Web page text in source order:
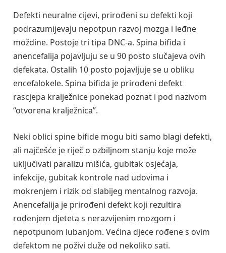
Defekti neuralne cijevi, prirođeni su defekti koji
podrazumijevaju nepotpun razvoj mozga i leđne
moždine. Postoje tri tipa DNC-a. Spina bifida i
anencefalija pojavljuju se u 90 posto slučajeva ovih
defekata. Ostalih 10 posto pojavljuje se u obliku
encefalokele. Spina bifida je prirođeni defekt
rascjepa kralježnice ponekad poznat i pod nazivom
“otvorena kralježnica”.
Neki oblici spine bifide mogu biti samo blagi defekti,
ali najčešće je riječ o ozbiljnom stanju koje može
uključivati paralizu mišića, gubitak osjećaja,
infekcije, gubitak kontrole nad udovima i
mokrenjem i rizik od slabijeg mentalnog razvoja.
Anencefalija je prirođeni defekt koji rezultira
rođenjem djeteta s nerazvijenim mozgom i
nepotpunom lubanjom. Većina djece rođene s ovim
defektom ne poživi duže od nekoliko sati.